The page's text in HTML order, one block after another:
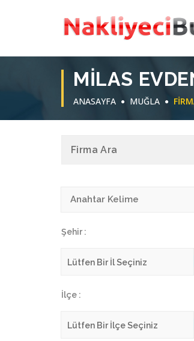
MILAS
ANASAYFA MUĞLA
Firma Ara
Şehir :
İlçe :